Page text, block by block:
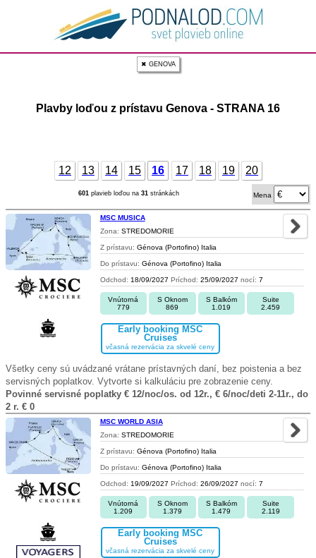
✖ GENOVA
Plavby loďou z prístavu Genova - STRANA 16
12 13 14 15 16 17 18 19 20
601 plavieb loďou na 31 stránkách Mena
MSC MUSICA
Zona: STREDOMORIE
Z prístavu: Génova (Portofino) Italia
Do prístavu: Génova (Portofino) Italia
Odchod: 18/09/2027 Príchod: 25/09/2027 nocí: 7
Vnútorná
779
S Oknom
869
S Balkóm
1.019
Suite
2.459
Early booking MSC
Cruises
včasná rezervácia za skvelé ceny
Všetky ceny sú uvádzané vrátane prístavných daní, bez poistenia a bez
servisných poplatkov. Vytvorte si kalkuláciu pre zobrazenie ceny.
Povinné servisné poplatky € 12/noc/os. od 12r., € 6/noc/deti 2-11r., do
2 r. € 0
MSC WORLD ASIA
Zona: STREDOMORIE
Z prístavu: Génova (Portofino) Italia
Do prístavu: Génova (Portofino) Italia
Odchod: 19/09/2027 Príchod: 26/09/2027 nocí: 7
Vnútorná
1.209
S Oknom
1.379
S Balkóm
1.479
Suite
2.119
Early booking MSC
Cruises
včasná rezervácia za skvelé ceny